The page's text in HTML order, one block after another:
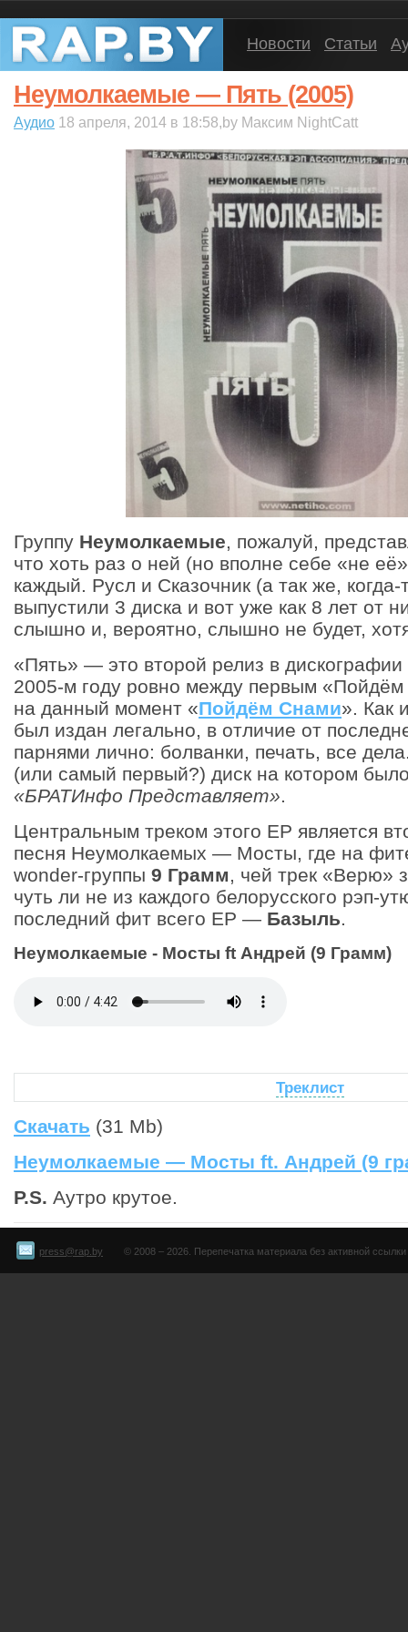
Новости Статьи
Неумолкаемые — Пять (2005)
Аудио 18 апреля, 2014 в 18:58,by Максим NightCatt
Группу Неумолкаемые, пожалуй,
что хоть раз о ней (но вполне себе «не
каждый. Русл и Сказочник (а так же, когда-
выпустили 3 диска и вот уже как 8 лет от
слышно и, вероятно, слышно не будет,
«Пять» — это второй релиз в
2005-м году ровно между первым
на данный момент «Пойдём Снами». Как
был издан легально, в отличие от
парнями лично: болванки, печать, все
(или самый первый?) диск на котором
«БРАТИнфо Представляет».
Центральным треком этого ЕР является
песня Неумолкаемых — Мосты, где на
wonder-группы 9 Грамм, чей трек «Верю»
чуть ли не из каждого белорусского рэп-
последний фит всего EP — Базыль.
Неумолкаемые - Мосты ft Андрей (9 Грамм)
Треклист
Скачать (31 Mb)
Неумолкаемые — Мосты ft. Андрей (9
P.S. Аутро крутое.
press@rap.by © 2008 – 2026. Перепечатка материала без активной